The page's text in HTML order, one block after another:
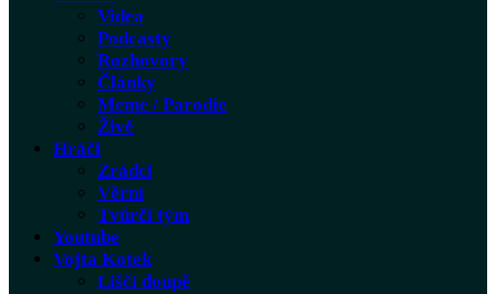
Videa
Podcasty
Rozhovory
Články
Meme / Parodie
Živě
Hráči
Zrádci
Věrní
Tvůrčí tým
Youtube
Vojta Kotek
Liščí doupě